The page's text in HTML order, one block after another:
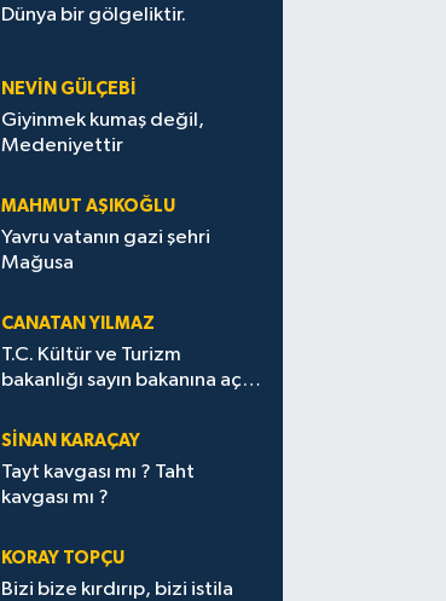
Dünya bir gölgeliktir.
NEVİN GÜLÇEBİ
Giyinmek kumaş değil,
Medeniyettir
MAHMUT AŞIKOĞLU
Yavru vatanın gazi şehri
Mağusa
CANATAN YILMAZ
T.C. Kültür ve Turizm
bakanlığı sayın bakanına açık
SİNAN KARAÇAY
Tayt kavgası mı ? Taht
kavgası mı ?
KORAY TOPÇU
Bizi bize kırdırıp, bizi istila